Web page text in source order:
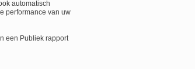
automatisch
performance van uw
een Publiek rapport